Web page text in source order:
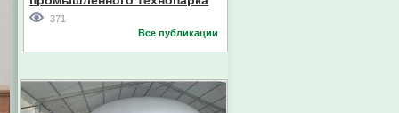
371
Все публикации